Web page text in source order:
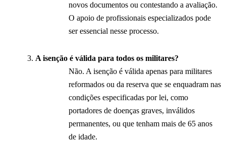
novos documentos ou contestando a avaliação.
O apoio de profissionais especializados pode
ser essencial nesse processo.
A isenção é válida para todos os militares?
Não. A isenção é válida apenas para militares
reformados ou da reserva que se enquadram nas
condições especificadas por lei, como
portadores de doenças graves, inválidos
permanentes, ou que tenham mais de 65 anos
de idade.